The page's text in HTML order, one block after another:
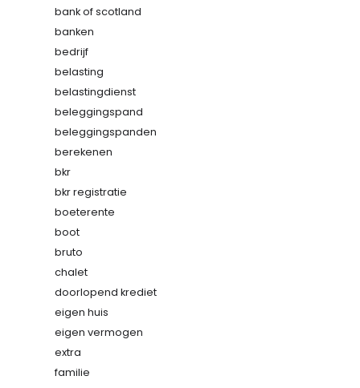
bank of scotland
banken
bedrijf
belasting
belastingdienst
beleggingspand
beleggingspanden
berekenen
bkr
bkr registratie
boeterente
boot
bruto
chalet
doorlopend krediet
eigen huis
eigen vermogen
extra
familie